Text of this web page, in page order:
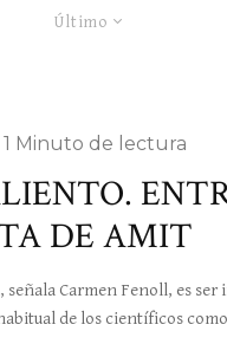
Último
1 Minuto de lectura
DE AMIT
Carmen Fenoll, es
de los científicos